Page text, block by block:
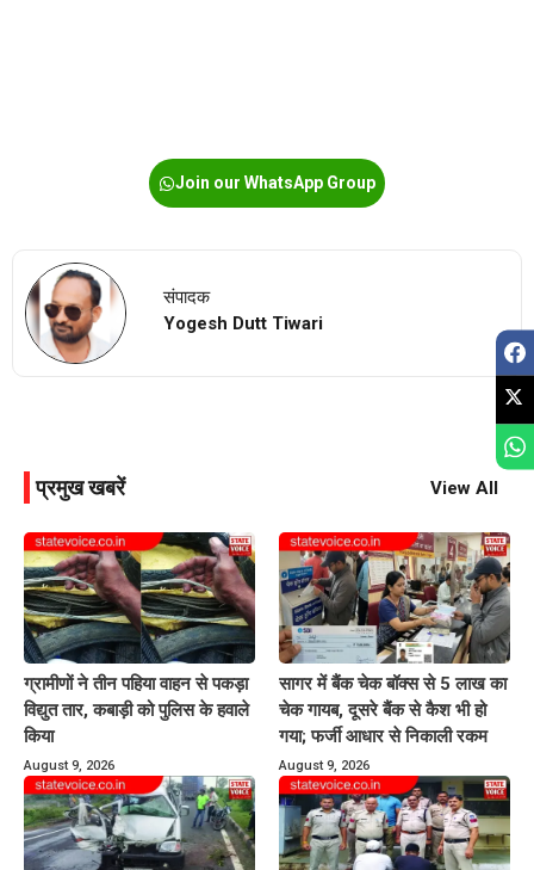
Join our WhatsApp Group
संपादक
Yogesh Dutt Tiwari
प्रमुख खबरें View All
ग्रामीणों ने तीन पहिया वाहन से पकड़ा
विद्युत तार, कबाड़ी को पुलिस के हवाले
किया
August 9, 2026
सागर में बैंक चेक बॉक्स से 5 लाख का
चेक गायब, दूसरे बैंक से कैश भी हो
गया; फर्जी आधार से निकाली रकम
August 9, 2026